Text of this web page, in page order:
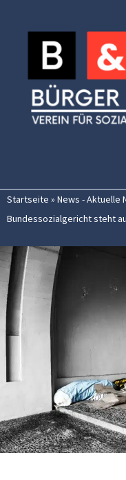
Inhalt
springen
Startseite » News - Aktuelle
Bundessozialgericht steht